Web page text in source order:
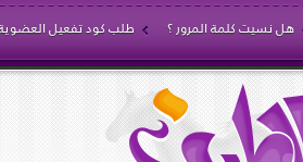
هل نسيت كلمة المرور ؟ طلب كود تفعيل